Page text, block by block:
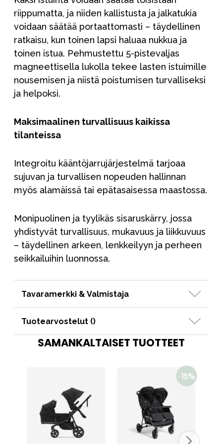
riippumatta, ja niiden kallistusta ja jalkatukia
voidaan säätää portaattomasti – täydellinen
ratkaisu, kun toinen lapsi haluaa nukkua ja
toinen istua. Pehmustettu 5-pistevaljas
magneettisella lukolla tekee lasten istuimille
nousemisen ja niistä poistumisen turvalliseksi
ja helpoksi.
Maksimaalinen turvallisuus kaikissa
tilanteissa
Integroitu kääntöjarrujärjestelmä tarjoaa
sujuvan ja turvallisen nopeuden hallinnan
myös alamäissä tai epätasaisessa maastossa.
Monipuolinen ja tyylikäs sisaruskärry, jossa
yhdistyvät turvallisuus, mukavuus ja liikkuvuus
– täydellinen arkeen, lenkkeilyyn ja perheen
seikkailuihin luonnossa.
Tavaramerkki & Valmistaja
Tuotearvostelut ()
SAMANKALTAISET TUOTTEET